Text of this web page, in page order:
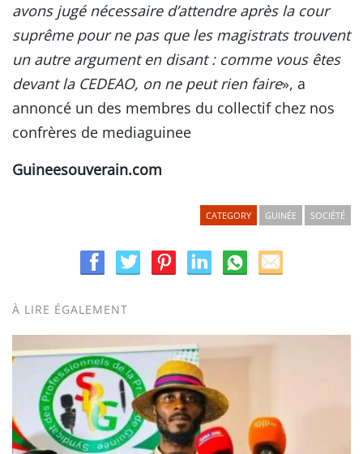
avons jugé nécessaire d’attendre après la cour
suprême pour ne pas que les magistrats trouvent
un autre argument en disant : comme vous êtes
devant la CEDEAO, on ne peut rien faire», a
annoncé un des membres du collectif chez nos
confrères de mediaguinee
Guineesouverain.com
CATEGORY GUINÉE SOCIÉTÉ
À LIRE ÉGALEMENT